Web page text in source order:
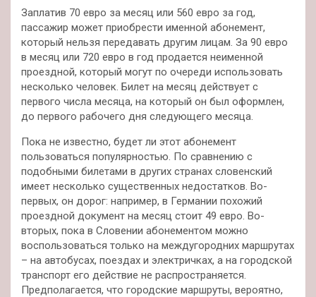
Заплатив 70 евро за месяц или 560 евро за год,
пассажир может приобрести именной абонемент,
который нельзя передавать другим лицам. За 90 евро
в месяц или 720 евро в год продается неименной
проездной, который могут по очереди использовать
несколько человек. Билет на месяц действует с
первого числа месяца, на который он был оформлен,
до первого рабочего дня следующего месяца.
Пока не известно, будет ли этот абонемент
пользоваться популярностью. По сравнению с
подобными билетами в других странах словенский
имеет несколько существенных недостатков. Во-
первых, он дорог: например, в Германии похожий
проездной документ на месяц стоит 49 евро. Во-
вторых, пока в Словении абонементом можно
воспользоваться только на междугородних маршрутах
– на автобусах, поездах и электричках, а на городской
транспорт его действие не распространяется.
Предполагается, что городские маршруты, вероятно,